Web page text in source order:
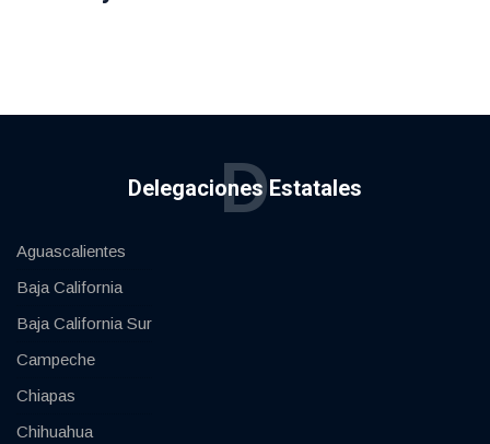
Delegaciones Estatales
D
Aguascalientes
Baja California
Baja California Sur
Campeche
Chiapas
Chihuahua